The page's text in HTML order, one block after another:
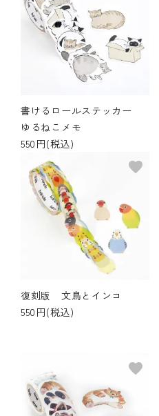
書けるロールステッカー
ゆるねこメモ
550円(税込)
復刻版 文鳥とインコ
550円(税込)
favorite
favorite